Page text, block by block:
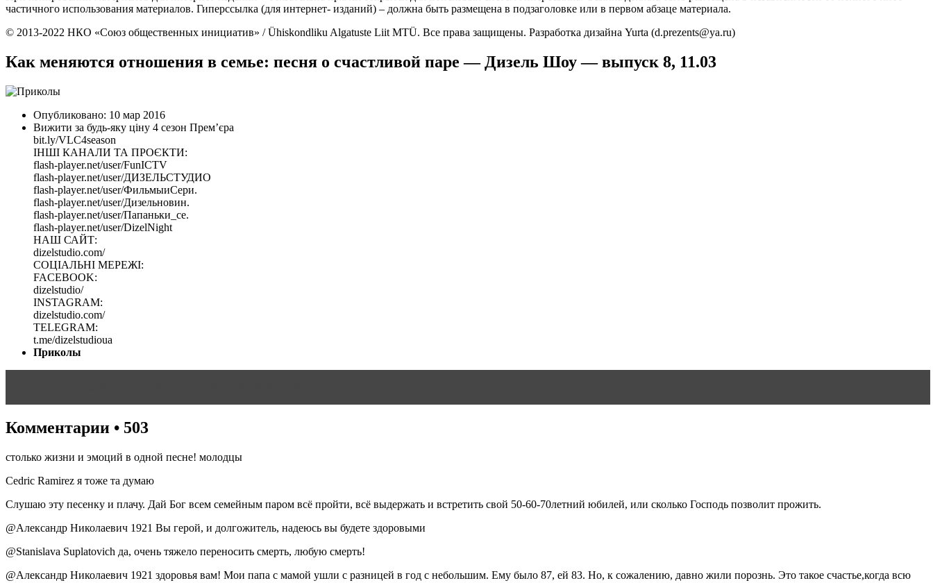
частичного использования материалов. Гиперссылка (для интернет- изданий) – должна быть размещена в подзаголовке или в первом абзаце материала.
© 2013-2022 НКО «Союз общественных инициатив» / Ühiskondliku Algatuste Liit MTÜ. Все права защищены. Разработка дизайна Yurta (d.prezents@ya.ru)
Как меняются отношения в семье: песня о счастливой паре — Дизель Шоу — выпуск 8, 11.03
Опубликовано: 10 мар 2016
Вижити за будь-яку ціну 4 сезон Прем’єра
bit.ly/VLC4season
ІНШІ КАНАЛИ ТА ПРОЄКТИ:
flash-player.net/user/FunICTV
flash-player.net/user/ДИЗЕЛЬСТУДИО
flash-player.net/user/ФильмыиСери.
flash-player.net/user/Дизельновин.
flash-player.net/user/Папаньки_се.
flash-player.net/user/DizelNight
НАШ САЙТ:
dizelstudio.com/
СОЦІАЛЬНІ МЕРЕЖІ:
FACEBOOK:
dizelstudio/
INSTAGRAM:
dizelstudio.com/
TELEGRAM:
t.me/dizelstudioua
Приколы
Комментарии • 503
столько жизни и эмоций в одной песне! молодцы
Cedric Ramirez я тоже та думаю
Слушаю эту песенку и плачу. Дай Бог всем семейным паром всё пройти, всё выдержать и встретить свой 50-60-70летний юбилей, или сколько Господь позволит прожить.
@Александр Николаевич 1921 Вы герой, и долгожитель, надеюсь вы будете здоровыми
@Stanislava Suplatovich да, очень тяжело переносить смерть, любую смерть!
@Александр Николаевич 1921 здоровья вам! Мои папа с мамой ушли с разницей в год с небольшим. Ему было 87, ей 83. Но, к сожалению, давно жили порознь. Это такое счастье,когда всю